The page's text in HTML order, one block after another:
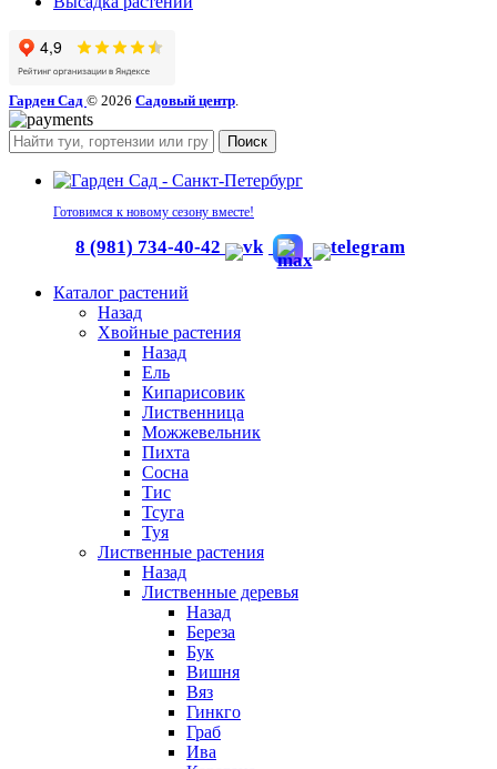
Гарден Сад © 2026 Садовый центр.
Поиск
Готовимся к новому сезону вместе!
8 (981) 734-40-42
Каталог растений
Назад
Хвойные растения
Назад
Ель
Кипарисовик
Лиственница
Можжевельник
Пихта
Сосна
Тис
Тсуга
Туя
Лиственные растения
Назад
Лиственные деревья
Назад
Береза
Бук
Вишня
Вяз
Гинкго
Граб
Ива